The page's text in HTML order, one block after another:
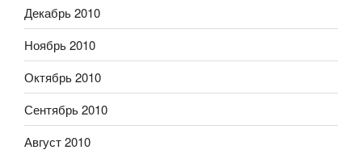
Декабрь 2010
Ноябрь 2010
Октябрь 2010
Сентябрь 2010
Август 2010